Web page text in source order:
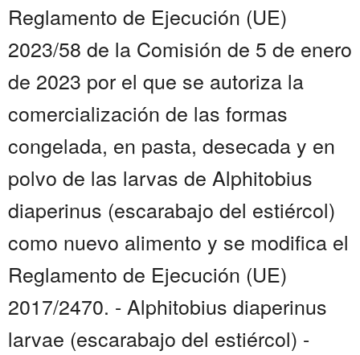
Reglamento de Ejecución (UE)
2023/58 de la Comisión de 5 de enero
de 2023 por el que se autoriza la
comercialización de las formas
congelada, en pasta, desecada y en
polvo de las larvas de Alphitobius
diaperinus (escarabajo del estiércol)
como nuevo alimento y se modifica el
Reglamento de Ejecución (UE)
2017/2470. - Alphitobius diaperinus
larvae (escarabajo del estiércol) -